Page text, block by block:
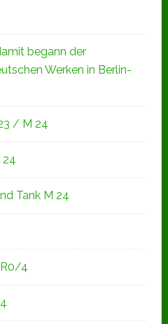
begann der
Werken in Berlin-
/ M 24
24
Tank M 24
4